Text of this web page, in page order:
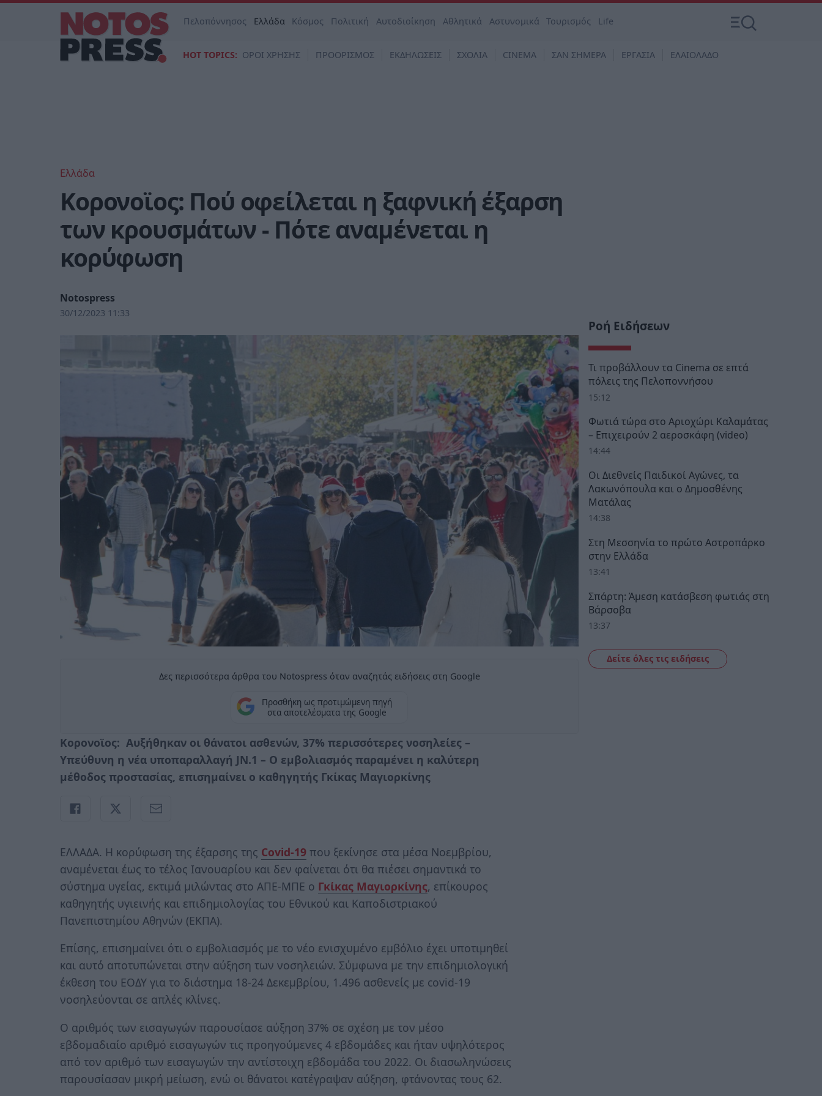
Πελοπόννησος Ελλάδα Κόσμος Πολιτική Αυτοδιοίκηση Αθλητικά Αστυνομικά Τουρισμός Life
HOT TOPICS: ΟΡΟΙ ΧΡΗΣΗΣ ΠΡΟΟΡΙΣΜΟΣ ΕΚΔΗΛΩΣΕΙΣ ΣΧΟΛΙΑ CINEMA ΣΑΝ ΣΗΜΕΡΑ ΕΡΓΑΣΙΑ ΕΛΑΙΟΛΑΔΟ
Ελλάδα
Κορονοϊος: Πού οφείλεται η ξαφνική έξαρση
των κρουσμάτων - Πότε αναμένεται η
κορύφωση
Notospress
30/12/2023 11:33
Δες περισσότερα άρθρα του Notospress όταν αναζητάς ειδήσεις στη Google
Προσθήκη ως προτιμώμενη πηγή
στα αποτελέσματα της Google
Κορονοϊος: Αυξήθηκαν οι θάνατοι ασθενών, 37% περισσότερες νοσηλείες –
Υπεύθυνη η νέα υποπαραλλαγή JN.1 – Ο εμβολιασμός παραμένει η καλύτερη
μέθοδος προστασίας, επισημαίνει ο καθηγητής Γκίκας Μαγιορκίνης
ΕΛΛΑΔΑ. Η κορύφωση της έξαρσης της Covid-19 που ξεκίνησε στα μέσα Νοεμβρίου,
αναμένεται έως το τέλος Ιανουαρίου και δεν φαίνεται ότι θα πιέσει σημαντικά το
σύστημα υγείας, εκτιμά μιλώντας στο ΑΠΕ-ΜΠΕ ο Γκίκας Μαγιορκίνης, επίκουρος
καθηγητής υγιεινής και επιδημιολογίας του Εθνικού και Καποδιστριακού
Πανεπιστημίου Αθηνών (ΕΚΠΑ).
Επίσης, επισημαίνει ότι ο εμβολιασμός με το νέο ενισχυμένο εμβόλιο έχει υποτιμηθεί
και αυτό αποτυπώνεται στην αύξηση των νοσηλειών. Σύμφωνα με την επιδημιολογική
έκθεση του ΕΟΔΥ για το διάστημα 18-24 Δεκεμβρίου, 1.496 ασθενείς με covid-19
νοσηλεύονται σε απλές κλίνες.
Ο αριθμός των εισαγωγών παρουσίασε αύξηση 37% σε σχέση με τον μέσο
εβδομαδιαίο αριθμό εισαγωγών τις προηγούμενες 4 εβδομάδες και ήταν υψηλότερος
από τον αριθμό των εισαγωγών την αντίστοιχη εβδομάδα του 2022. Οι διασωληνώσεις
παρουσίασαν μικρή μείωση, ενώ οι θάνατοι κατέγραψαν αύξηση, φτάνοντας τους 62.
Ροή Ειδήσεων
Τι προβάλλουν τα Cinema σε επτά
πόλεις της Πελοποννήσου
15:12
Φωτιά τώρα στο Αριοχώρι Καλαμάτας
– Επιχειρούν 2 αεροσκάφη (video)
14:44
Οι Διεθνείς Παιδικοί Αγώνες, τα
Λακωνόπουλα και ο Δημοσθένης
Ματάλας
14:38
Στη Μεσσηνία το πρώτο Αστροπάρκο
στην Ελλάδα
13:41
Σπάρτη: Άμεση κατάσβεση φωτιάς στη
Βάρσοβα
13:37
Δείτε όλες τις ειδήσεις